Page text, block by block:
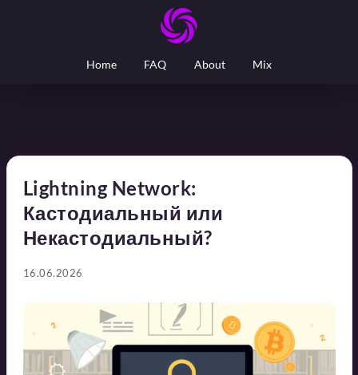
Home FAQ About Mix
Lightning Network:
Кастодиальный или
Некастодиальный?
16.06.2026